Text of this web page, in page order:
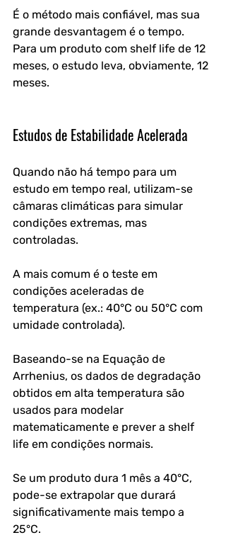
É o método mais confiável, mas sua
grande desvantagem é o tempo.
Para um produto com shelf life de 12
meses, o estudo leva, obviamente, 12
meses.
Estudos de Estabilidade Acelerada
Quando não há tempo para um
estudo em tempo real, utilizam-se
câmaras climáticas para simular
condições extremas, mas
controladas.
A mais comum é o teste em
condições aceleradas de
temperatura (ex.: 40°C ou 50°C com
umidade controlada).
Baseando-se na Equação de
Arrhenius, os dados de degradação
obtidos em alta temperatura são
usados para modelar
matematicamente e prever a shelf
life em condições normais.
Se um produto dura 1 mês a 40°C,
pode-se extrapolar que durará
significativamente mais tempo a
25°C.